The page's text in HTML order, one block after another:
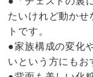
たいけれど動かせ
トです。
●家族構成の変化
いという方にもお